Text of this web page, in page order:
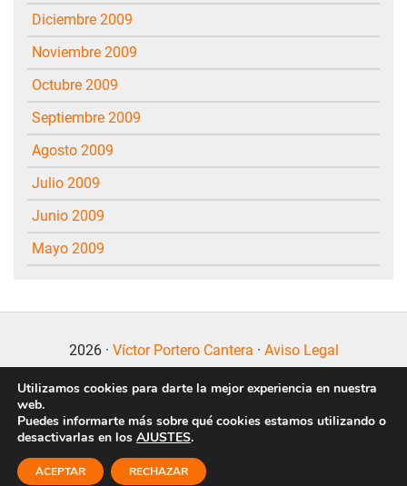
diciembre 2009
noviembre 2009
octubre 2009
septiembre 2009
agosto 2009
julio 2009
junio 2009
mayo 2009
2026 · Víctor Portero Cantera · Aviso Legal
Politica de Privacidad
Utilizamos cookies para darte la mejor experiencia en nuestra
web.
Puedes informarte más sobre qué cookies estamos utilizando o
desactivarlas en los AJUSTES.
ACEPTAR RECHAZAR